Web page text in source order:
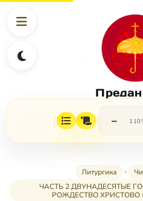
−
Литургика
ЧАСТЬ 2 ДВУНАДЕСЯТЫЕ
РОЖДЕСТВО ХРИСТОВО